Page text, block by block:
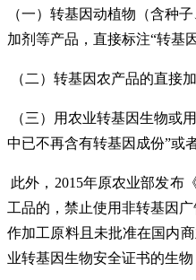
（一）转基因动植物（含种
加剂等产品，直接标注“转基因
（二）转基因农产品的直接
（三）用农业转基因生物或
中已不再含有转基因成份”或
此外，2015年原农业部发布
工品的，禁止使用非转基因
作加工原料且未批准在国内
业转基因生物安全证书的生